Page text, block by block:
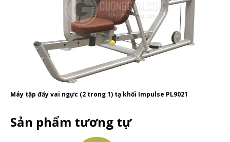
Máy tập đẩy vai ngực (2 trong 1) tạ khối Impulse PL9021
Sản phẩm tương tự